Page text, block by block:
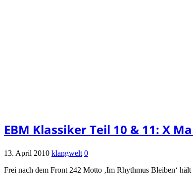
EBM Klassiker Teil 10 & 11: X
13. April 2010 klangwelt 0
Frei nach dem Front 242 Motto ‚Im Rhythmus Bleiben‘